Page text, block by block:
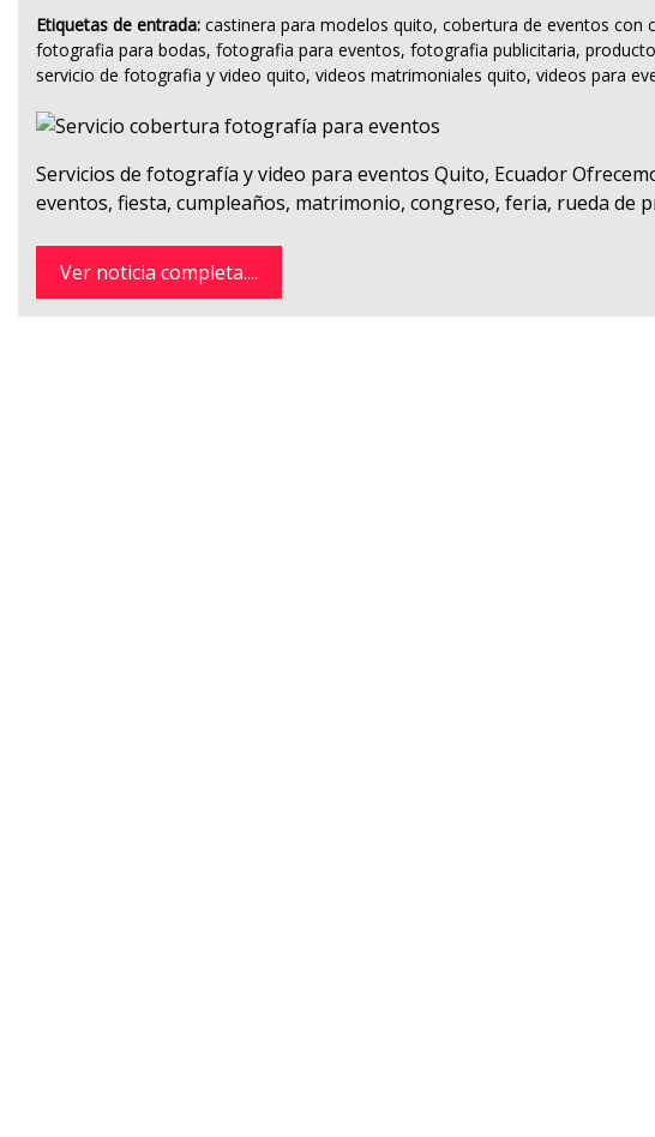
Etiquetas de entrada: castinera para modelos quito, cobertura de eventos con
fotografia para bodas, fotografia para eventos, fotografia publicitaria,
servicio de fotografia y video quito, videos matrimoniales quito, videos para
Servicios de fotografía y video para eventos Quito, Ecuador
eventos, fiesta, cumpleaños, matrimonio, congreso, feria, rueda de
Ver noticia completa....